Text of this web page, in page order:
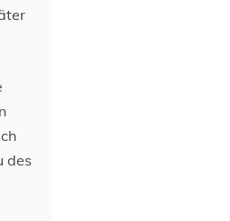
des